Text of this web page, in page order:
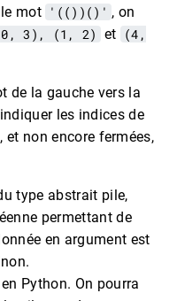
mot '(())()' , on
3), (1, 2) et (4,
de la gauche vers la
les indices de
et non encore fermées,
type abstrait pile,
permettant de
en argument est
Python. On pourra